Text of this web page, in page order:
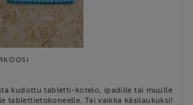
kudottu tabletti-kotelo, ipadille tai muulle
tablettietokoneelle. Tai vaikka käsilaukuksi!